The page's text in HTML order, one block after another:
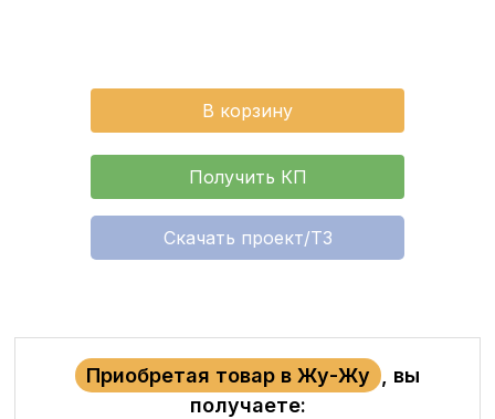
В корзину
Получить КП
Скачать проект/ТЗ
Приобретая товар в Жу-Жу
, вы
получаете: